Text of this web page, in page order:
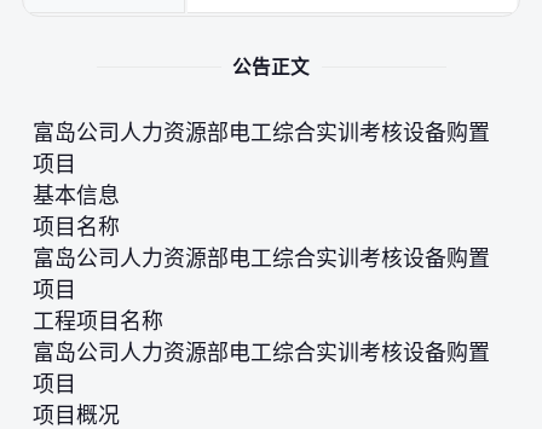
公告正文
富岛公司人力资源部电工综合实训考核设备购置
项目
基本信息
项目名称
富岛公司人力资源部电工综合实训考核设备购置
项目
工程项目名称
富岛公司人力资源部电工综合实训考核设备购置
项目
项目概况